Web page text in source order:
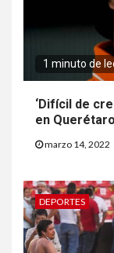
1 minuto de
‘Difícil de
en Querétaro
marzo 14, 2022
DEPORTES